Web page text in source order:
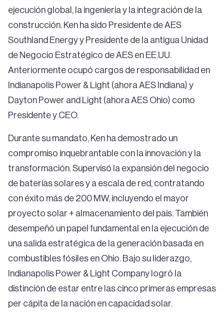
ejecución global, la ingeniería y la integración de la
construcción. Ken ha sido Presidente de AES
Southland Energy y Presidente de la antigua Unidad
de Negocio Estratégico de AES en EE.UU.
Anteriormente ocupó cargos de responsabilidad en
Indianapolis Power & Light (ahora AES Indiana) y
Dayton Power and Light (ahora AES Ohio) como
Presidente y CEO.
Durante su mandato, Ken ha demostrado un
compromiso inquebrantable con la innovación y la
transformación. Supervisó la expansión del negocio
de baterías solares y a escala de red, contratando
con éxito más de 200 MW, incluyendo el mayor
proyecto solar + almacenamiento del país. También
desempeñó un papel fundamental en la ejecución de
una salida estratégica de la generación basada en
combustibles fósiles en Ohio. Bajo su liderazgo,
Indianapolis Power & Light Company logró la
distinción de estar entre las cinco primeras empresas
per cápita de la nación en capacidad solar.